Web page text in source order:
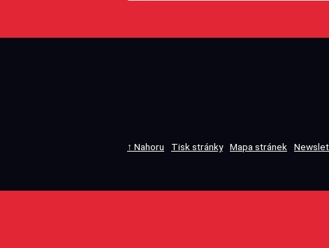
↑ Nahoru Tisk stránky Mapa stránek